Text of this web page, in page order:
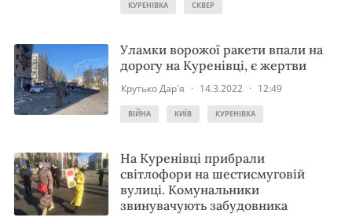
КУРЕНІВКА СКВЕР
Уламки ворожої ракети впали на
дорогу на Куренівці, є жертви
Крутько Дар'я · 14.3.2022 · 12:49
ВІЙНА КИЇВ КУРЕНІВКА
На Куренівці прибрали
світлофори на шестисмуговій
вулиці. Комунальники
звинувачують забудовника